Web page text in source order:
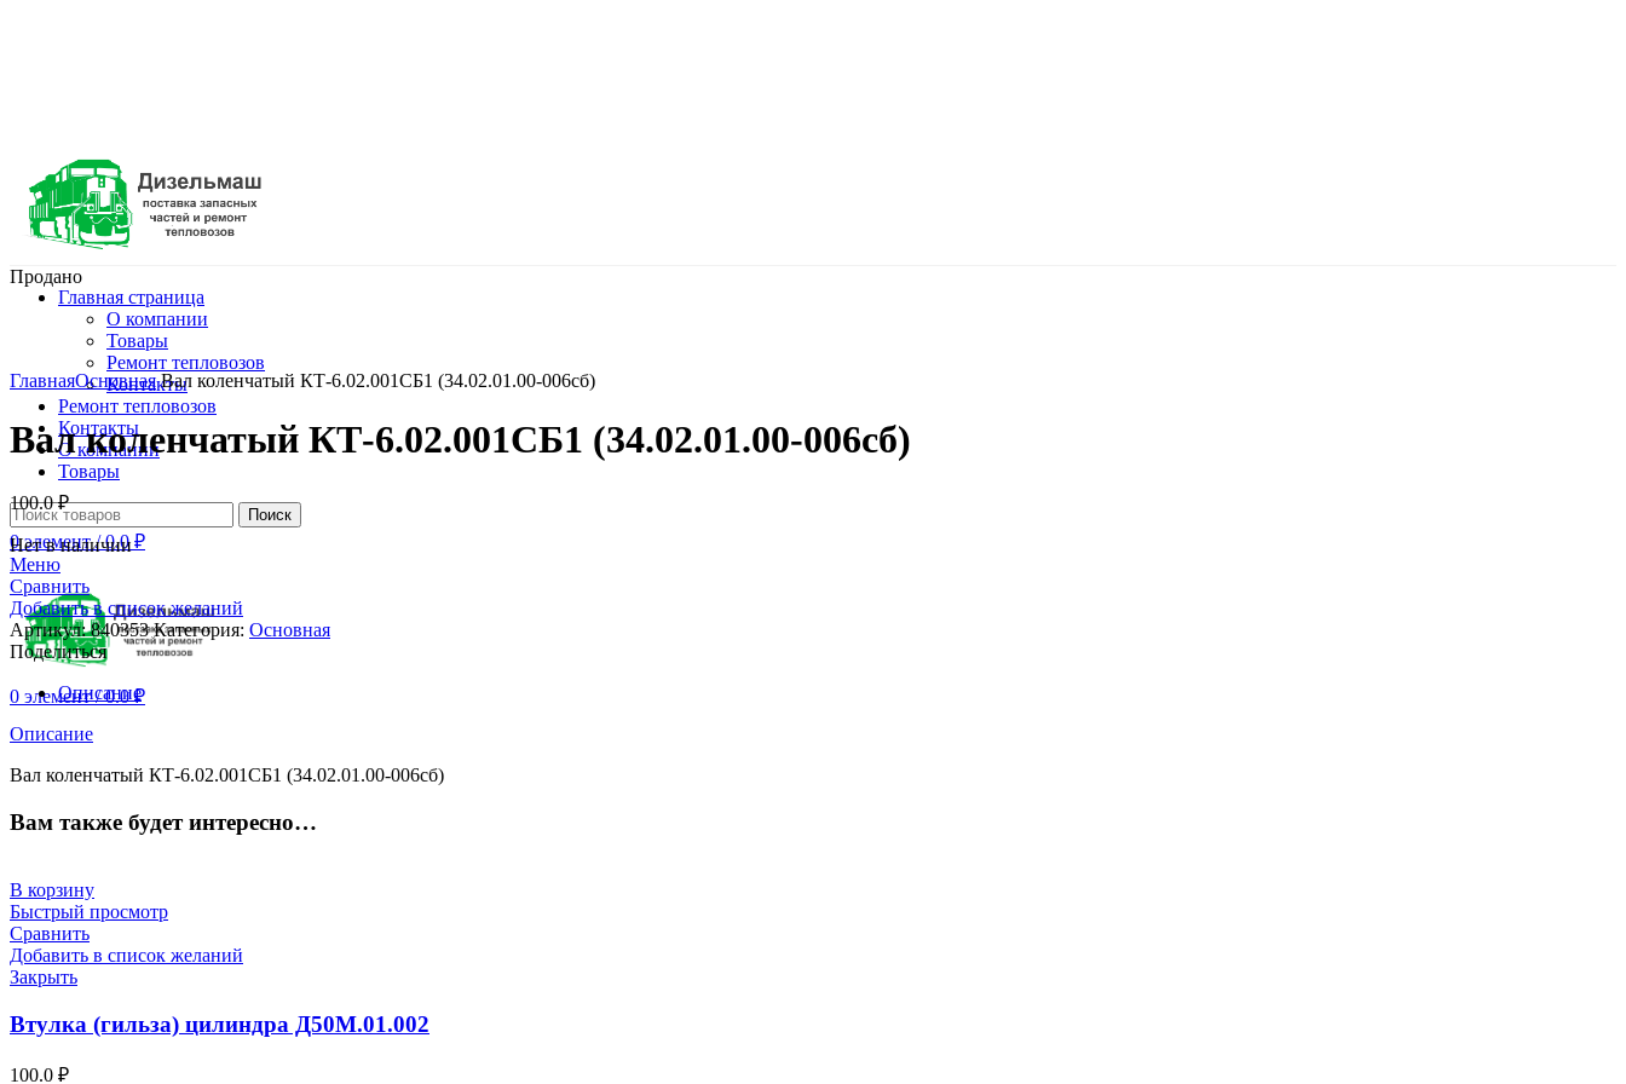
Главная страница
О компании
Товары
Ремонт тепловозов
Контакты
Ремонт тепловозов
Контакты
О компании
Товары
Поиск
0элемент / 0.0₽
Меню
0 элемент / 0.0₽
Продано
Нажмите, чтобы увеличить
ГлавнаяОсновнаяВал коленчатый КТ-6.02.001СБ1 (34.02.01.00-006сб)
Вал коленчатый КТ-6.02.001СБ1 (34.02.01.00-006сб)
100.0₽
Нет в наличии
Сравнить
Добавить в список желаний
Артикул:840353 Категория: Основная
Поделиться
Описание
Описание
Вал коленчатый КТ-6.02.001СБ1 (34.02.01.00-006сб)
Вам также будет интересно…
В корзину
Быстрый просмотр
Сравнить
Добавить в список желаний
Закрыть
Втулка (гильза) цилиндра Д50М.01.002
100.0 ₽